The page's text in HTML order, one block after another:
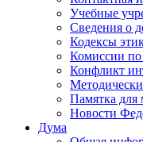
Учебные
Сведения о
Кодексы
Комиссии
Конфликт
Памятка
Новости
Дума